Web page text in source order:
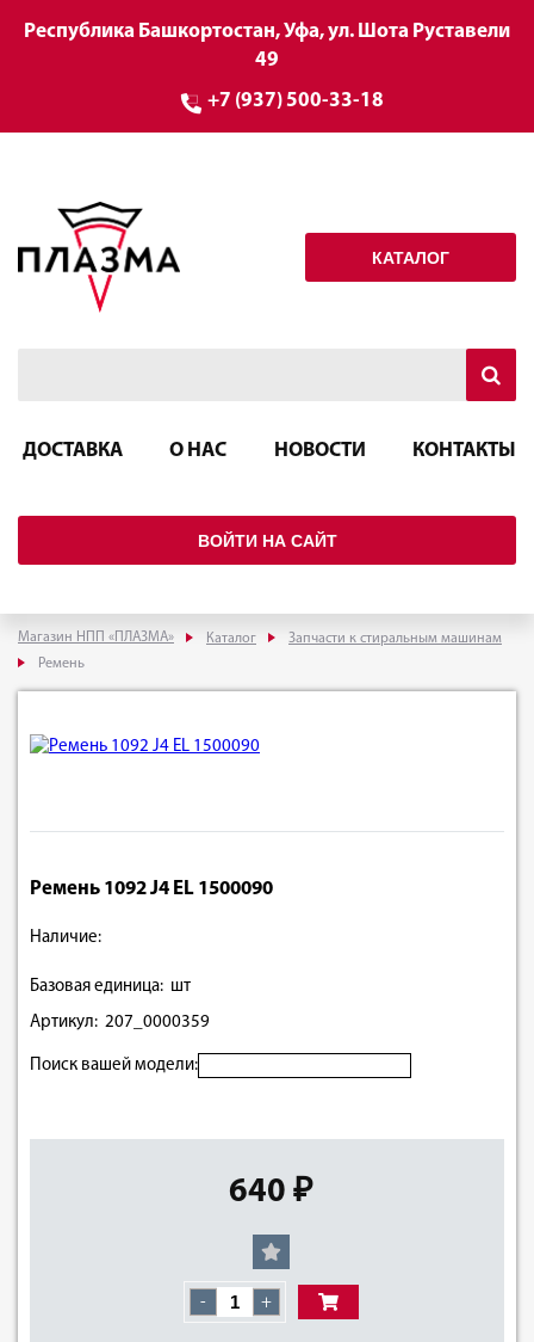
Республика Башкортостан, Уфа, ул. Шота Руставели
49
+7 (937) 500-33-18
КАТАЛОГ
ДОСТАВКА О НАС НОВОСТИ КОНТАКТЫ
ВОЙТИ НА САЙТ
Магазин НПП «ПЛАЗМА» Каталог
Запчасти к стиральным машинам
Ремень
Ремень 1092 J4 EL 1500090
Наличие:
Базовая единица: шт
Артикул: 207_0000359
Поиск вашей модели:
640 ₽
- +